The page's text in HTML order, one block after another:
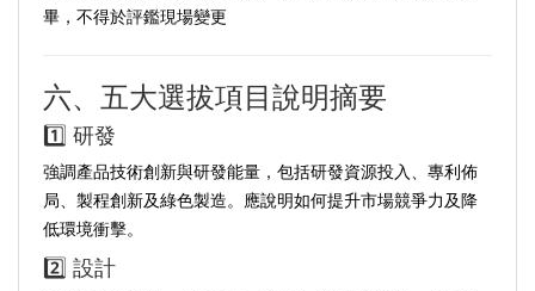
畢，不得於評鑑現場變更
六、五大選拔項目說明摘要
1️⃣ 研發
強調產品技術創新與研發能量，包括研發資源投入、專利佈
局、製程創新及綠色製造。應說明如何提升市場競爭力及降
低環境衝擊。
2️⃣ 設計